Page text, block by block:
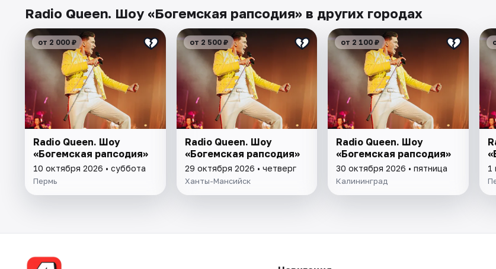
Radio Queen. Шоу «Богемская рапсодия» в других городах
от 2 000 ₽
Radio Queen. Шоу
«Богемская рапсодия»
10 октября 2026 • суббота
Пермь
от 2 500 ₽
Radio Queen. Шоу
«Богемская рапсодия»
29 октября 2026 • четверг
Ханты-Мансийск
от 2 100 ₽
Radio Queen. Шоу
«Богемская рапсодия»
30 октября 2026 • пятница
Калининград
1